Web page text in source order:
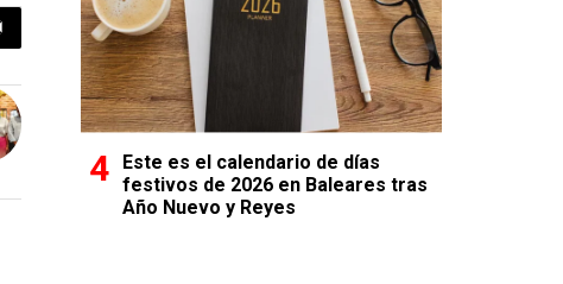
Este es el calendario de días
festivos de 2026 en Baleares tras
Año Nuevo y Reyes